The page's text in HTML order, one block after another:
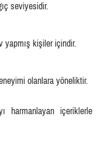
seviyesidir.
yapmış kişiler içindir.
olanlara yöneliktir.
harmanlayan içeriklerle